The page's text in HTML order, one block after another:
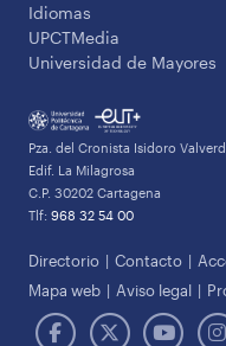
Idiomas
UPCTMedia
Universidad de Mayores
Pza. del Cronista Isidoro
Edif. La Milagrosa
C.P. 30202 Cartagena
Tlf: 968 32 54 00
Directorio Contacto
Mapa web
Aviso legal